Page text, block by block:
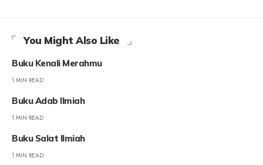
You Might Also Like
Buku Kenali Merahmu
1 MIN READ
Buku Adab Ilmiah
1 MIN READ
Buku Salat Ilmiah
1 MIN READ